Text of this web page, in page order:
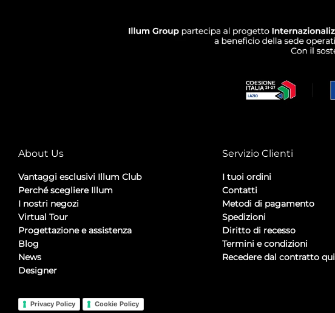
About Us
Vantaggi esclusivi Illum Club
Perché scegliere Illum
I nostri negozi
Virtual Tour
Progettazione e assistenza
Blog
News
Designer
Privacy Policy Cookie Policy
Servizio Clienti
I tuoi ordini
Contatti
Metodi di pagamento
Spedizioni
Diritto di recesso
Termini e condizioni
Recedere dal contratto qui